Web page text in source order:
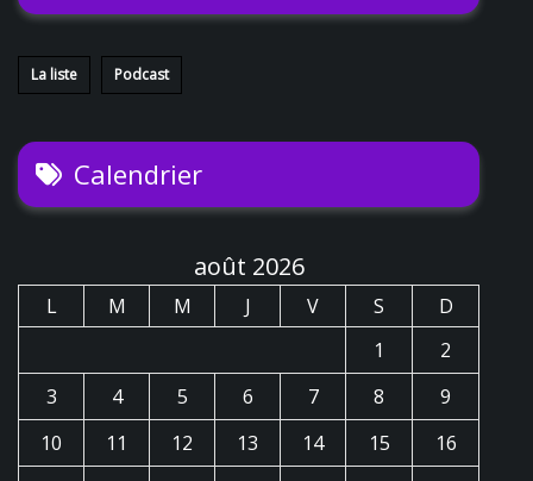
La liste Podcast
Calendrier
août 2026
L M M J V S
D
1
2
3
4 5 6 7 8
9
10
11 12 13 14 15
16